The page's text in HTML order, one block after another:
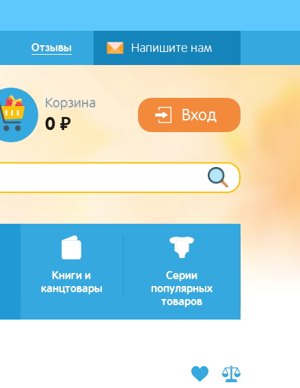
Отзывы Напишите нам
Корзина
0 ₽ Вход
Книги и
канцтовары
Серии
популярных
товаров